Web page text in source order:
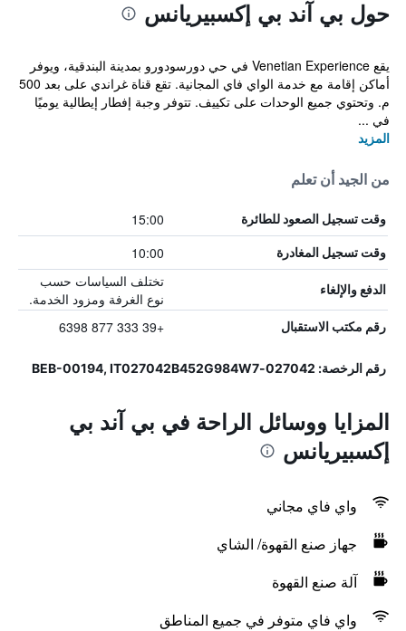
حول بي آند بي إكسبيريانس
يقع Venetian Experience في حي دورسودورو بمدينة البندقية، ويوفر
أماكن إقامة مع خدمة الواي فاي المجانية. تقع قناة غراندي على بعد 500
م. وتحتوي جميع الوحدات على تكييف. تتوفر وجبة إفطار إيطالية يوميًا
في ...
المزيد
من الجيد أن تعلم
وقت تسجيل الصعود للطائرة 15:00
وقت تسجيل المغادرة 10:00
الدفع والإلغاء
تختلف السياسات حسب
نوع الغرفة ومزود الخدمة.
رقم مكتب الاستقبال +39 333 877 6398
رقم الرخصة: 027042-BEB-00194, IT027042B452G984W7
المزايا ووسائل الراحة في بي آند بي
إكسبيريانس
واي فاي مجاني
جهاز صنع القهوة/ الشاي
آلة صنع القهوة
واي فاي متوفر في جميع المناطق